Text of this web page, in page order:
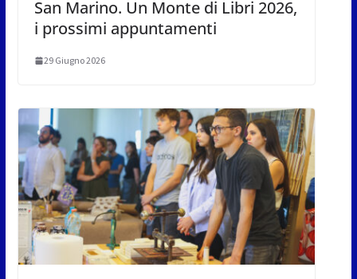
San Marino. Un Monte di Libri 2026,
i prossimi appuntamenti
29 Giugno 2026